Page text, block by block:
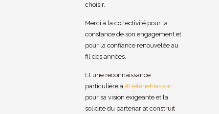
choisir.
Merci à la collectivité pour la
constance de son engagement et
pour la confiance renouvelée au
fil des années.
Et une reconnaissance
particulière à #HélèneMasson
pour sa vision exigeante et la
solidité du partenariat construit